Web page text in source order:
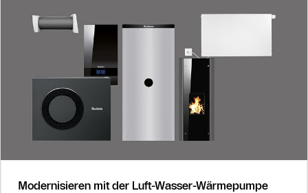
Modernisieren mit der Luft-Wasser-Wärmepumpe